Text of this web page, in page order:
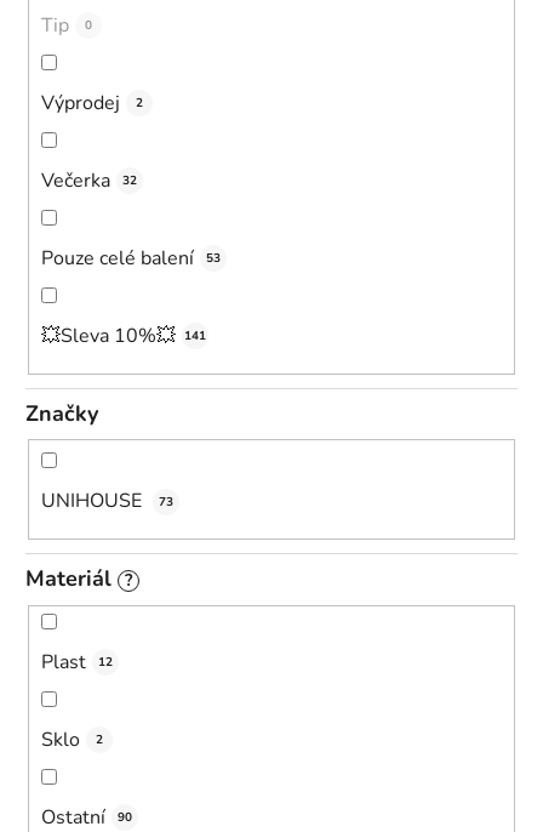
Tip 0
Výprodej 2
Večerka 32
Pouze celé balení 53
💥Sleva 10%💥 141
Značky
UNIHOUSE 73
Materiál ?
Plast 12
Sklo 2
Ostatní 90